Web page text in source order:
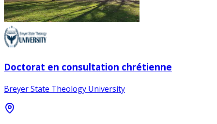
Doctorat en consultation chrétienne
Breyer State Theology University